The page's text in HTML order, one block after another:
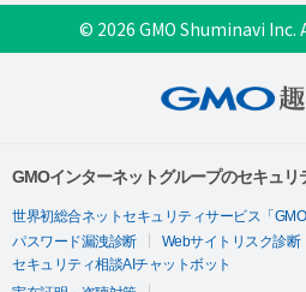
© 2026 GMO Shuminavi Inc.